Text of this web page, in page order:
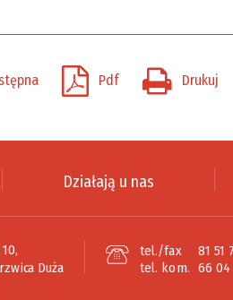
Pdf Drukuj
Działają u nas
Duża
tel./fax
81 51
tel. kom. 66 04